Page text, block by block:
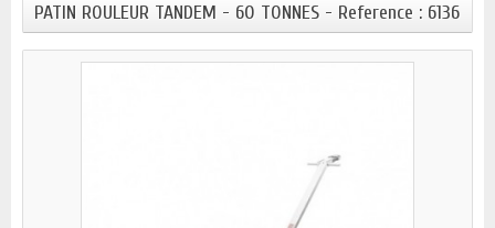
PATIN ROULEUR TANDEM - 60 TONNES - Reference : 6136